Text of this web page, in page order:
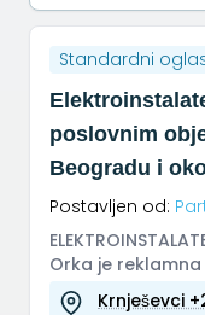
Standardni
poslovnim
Beogradu i
Postavljen od:
Orka je
za zapošljavanje,
Krnješevci